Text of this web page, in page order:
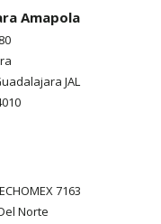
Amapola
JAL
7163
Norte